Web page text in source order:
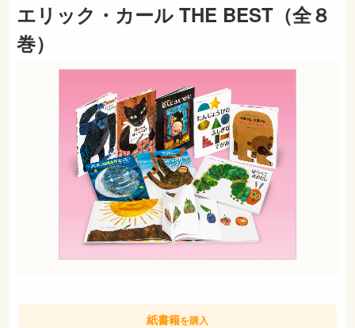
エリック・カール THE BEST（全８
巻）
紙書籍を購入